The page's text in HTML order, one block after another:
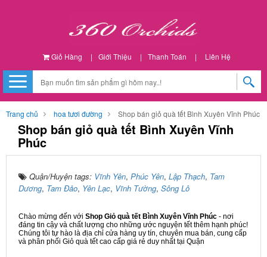
Giỏ Hàng | Giới Thiệu | Thanh Toán | Liên Hệ
Trang chủ hoa tươi đường Shop bán giỏ quà tết Bình Xuyên Vĩnh Phúc
Shop bán giỏ quà tết Bình Xuyên Vĩnh
Phúc
Quận/Huyện tags: Vĩnh Yên, Phúc Yên, Lập Thạch, Tam
Dương, Tam Đảo, Yên Lạc, Vĩnh Tường, Sông Lô
Chào mừng đến với Shop Giỏ quà tết Bình Xuyên Vĩnh Phúc - nơi
đáng tin cậy và chất lượng cho những ước nguyện tết thêm hạnh phúc!
Chúng tôi tự hào là địa chỉ cửa hàng uy tín, chuyên mua bán, cung cấp
và phân phối Giỏ quà tết cao cấp giá rẻ duy nhất tại Quận